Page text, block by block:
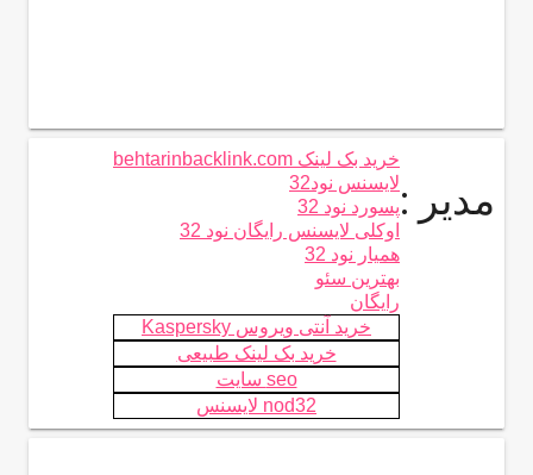
مدیر :
خرید بک لینک behtarinbacklink.com
لایسنس نود32
پسورد نود 32
اوکلی لایسنس رایگان نود 32
همیار نود 32
بهترین سئو
رایگان
خرید آنتی ویروس Kaspersky
خرید بک لینک طبیعی
seo سایت
nod32 لایسنس